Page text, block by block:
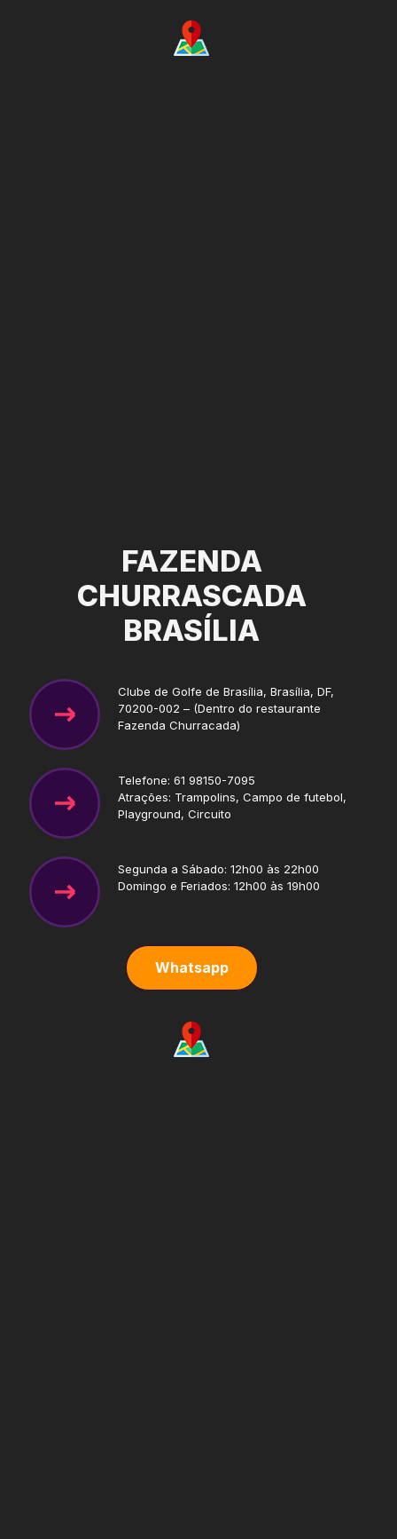
FAZENDA
CHURRASCADA
BRASÍLIA
Clube de Golfe de Brasília, Brasília, DF,
70200-002 – (Dentro do restaurante
Fazenda Churracada)
Telefone: 61 98150-7095
Atrações: Trampolins, Campo de futebol,
Playground, Circuito
Segunda a Sábado: 12h00 às 22h00
Domingo e Feriados: 12h00 às 19h00
Whatsapp